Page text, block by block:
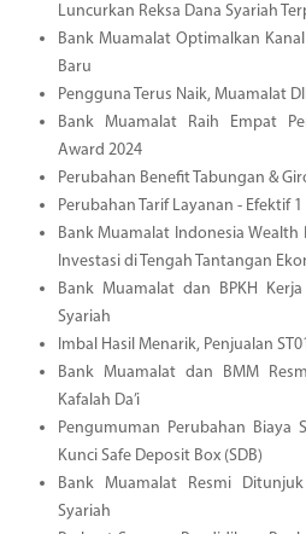
Luncurkan Reksa Dana Syariah
Bank Muamalat Optimalkan
Baru
Pengguna Terus Naik, Muamalat
Bank Muamalat Raih Empat
Award 2024
Perubahan Benefit Tabungan &
Perubahan Tarif Layanan - Efektif
Bank Muamalat Indonesia Wealth
Investasi di Tengah Tantangan
Bank Muamalat dan BPKH
Syariah
Imbal Hasil Menarik, Penjualan
Bank Muamalat dan BMM
Kafalah Da’i
Pengumuman Perubahan Biaya
Kunci Safe Deposit Box (SDB)
Bank Muamalat Resmi
Syariah